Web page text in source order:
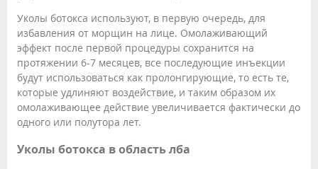
Уколы ботокса используют, в первую очередь, для
избавления от морщин на лице. Омолаживающий
эффект после первой процедуры сохранится на
протяжении 6-7 месяцев, все последующие инъекции
будут использоваться как пролонгирующие, то есть те,
которые удлиняют воздействие, и таким образом их
омолаживающее действие увеличивается фактически до
одного или полутора лет.
Уколы ботокса в область лба